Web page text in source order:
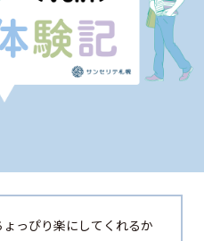
っぴり楽にしてくれるか